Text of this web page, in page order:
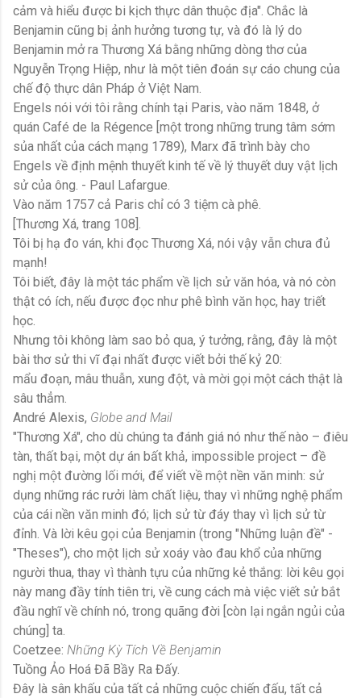
cảm và hiểu được bi kịch thực dân thuộc địa". Chắc là
Benjamin cũng bị ảnh hưởng tương tự, và đó là lý do
Benjamin mở ra Thương Xá bằng những dòng thơ của
Nguyễn Trọng Hiệp, như là một tiên đoán sự cáo chung của
chế độ thực dân Pháp ở Việt Nam.
Engels nói với tôi rằng chính tại Paris, vào năm 1848, ở
quán Café de la Régence [một trong những trung tâm sớm
sủa nhất của cách mạng 1789), Marx đã trình bày cho
Engels về định mệnh thuyết kinh tế về lý thuyết duy vật lịch
sử của ông. - Paul Lafargue.
Vào năm 1757 cả Paris chỉ có 3 tiệm cà phê.
[Thương Xá, trang 108].
Tôi bị hạ đo ván, khi đọc Thương Xá, nói vậy vẫn chưa đủ
mạnh!
Tôi biết, đây là một tác phẩm về lịch sử văn hóa, và nó còn
thật có ích, nếu được đọc như phê bình văn học, hay triết
học.
Nhưng tôi không làm sao bỏ qua, ý tưởng, rằng, đây là một
bài thơ sử thi vĩ đại nhất được viết bởi thế kỷ 20:
mẩu đoạn, mâu thuẫn, xung đột, và mời gọi một cách thật là
sâu thẳm.
André Alexis, Globe and Mail
"Thương Xá", cho dù chúng ta đánh giá nó như thế nào – điêu
tàn, thất bại, một dự án bất khả, impossible project – đề
nghị một đường lối mới, để viết về một nền văn minh: sử
dụng những rác rưởi làm chất liệu, thay vì những nghệ phẩm
của cái nền văn minh đó; lịch sử từ đáy thay vì lịch sử từ
đỉnh. Và lời kêu gọi của Benjamin (trong "Những luận đề" -
"Theses"), cho một lịch sử xoáy vào đau khổ của những
người thua, thay vì thành tựu của những kẻ thắng: lời kêu gọi
này mang đầy tính tiên tri, về cung cách mà việc viết sử bắt
đầu nghĩ về chính nó, trong quãng đời [còn lại ngắn ngủi của
chúng] ta.
Coetzee: Những Kỳ Tích Về Benjamin
Tuồng Ảo Hoá Đã Bầy Ra Đấy.
Đây là sân khấu của tất cả những cuộc chiến đấu, tất cả